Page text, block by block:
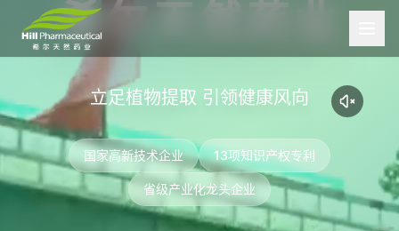
希尔天然药业
立足植物提取 引领健康风向
国家高新技术企业 13项知识产权专利
省级产业化龙头企业